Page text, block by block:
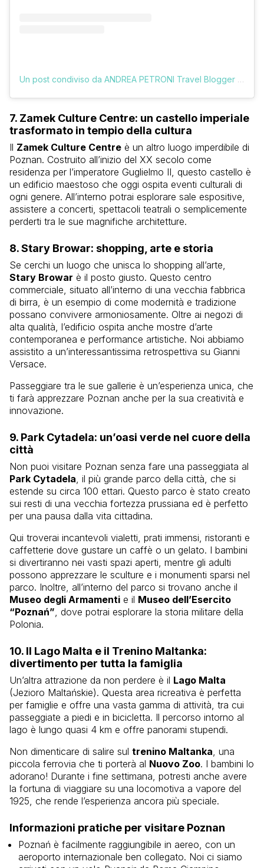
Un post condiviso da ANDREA PETRONI Travel Blogger (@vologratis)
7. Zamek Culture Centre: un castello imperiale
trasformato in tempio della cultura
Il Zamek Culture Centre è un altro luogo imperdibile di
Poznan. Costruito all’inizio del XX secolo come
residenza per l’imperatore Guglielmo II, questo castello è
un edificio maestoso che oggi ospita eventi culturali di
ogni genere. All’interno potrai esplorare sale espositive,
assistere a concerti, spettacoli teatrali o semplicemente
perderti tra le sue magnifiche architetture.
8.Stary Browar: shopping, arte e storia
Se cerchi un luogo che unisca lo shopping all’arte,
Stary Browar è il posto giusto. Questo centro
commerciale, situato all’interno di una vecchia fabbrica
di birra, è un esempio di come modernità e tradizione
possano convivere armoniosamente. Oltre ai negozi di
alta qualità, l’edificio ospita anche mostre d’arte
contemporanea e performance artistiche. Noi abbiamo
assistito a un’interessantissima retrospettiva su Gianni
Versace.
Passeggiare tra le sue gallerie è un’esperienza unica, che
ti farà apprezzare Poznan anche per la sua creatività e
innovazione.
9. Park Cytadela: un’oasi verde nel cuore della
città
Non puoi visitare Poznan senza fare una passeggiata al
Park Cytadela , il più grande parco della città, che si
estende su circa 100 ettari. Questo parco è stato creato
sui resti di una vecchia fortezza prussiana ed è perfetto
per una pausa dalla vita cittadina.
Qui troverai incantevoli vialetti, prati immensi, ristoranti e
caffetterie dove gustare un caffè o un gelato. I bambini
si divertiranno nei vasti spazi aperti, mentre gli adulti
possono apprezzare le sculture e i monumenti sparsi nel
parco. Inoltre, all’interno del parco si trovano anche il
Museo degli Armamenti e il Museo dell’Esercito
“Poznań” , dove potrai esplorare la storia militare della
Polonia.
10. Il Lago Malta e il Trenino Maltanka:
divertimento per tutta la famiglia
Un’altra attrazione da non perdere è il Lago Malta
(Jezioro Maltańskie). Questa area ricreativa è perfetta
per famiglie e offre una vasta gamma di attività, tra cui
passeggiate a piedi e in bicicletta. Il percorso intorno al
lago è lungo quasi 4 km e offre panorami stupendi.
Non dimenticare di salire sul trenino Maltanka , una
piccola ferrovia che ti porterà al Nuovo Zoo. I bambini lo
adorano! Durante i fine settimana, potresti anche avere
la fortuna di viaggiare su una locomotiva a vapore del
1925, che rende l’esperienza ancora più speciale.
Informazioni pratiche per visitare Poznan
Poznań è facilmente raggiungibile in aereo, con un
aeroporto internazionale ben collegato. Noi ci siamo